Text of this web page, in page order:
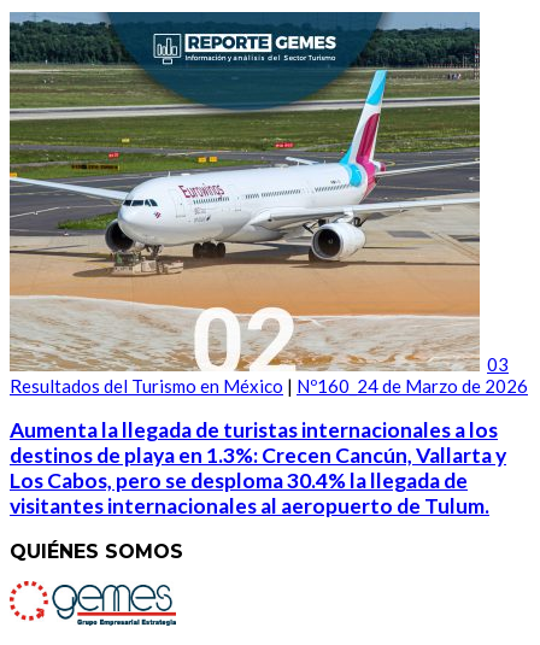
03
Resultados del Turismo en México | Nº160_24 de Marzo de 2026
Aumenta la llegada de turistas internacionales a los
destinos de playa en 1.3%: Crecen Cancún, Vallarta y
Los Cabos, pero se desploma 30.4% la llegada de
visitantes internacionales al aeropuerto de Tulum.
QUIÉNES SOMOS